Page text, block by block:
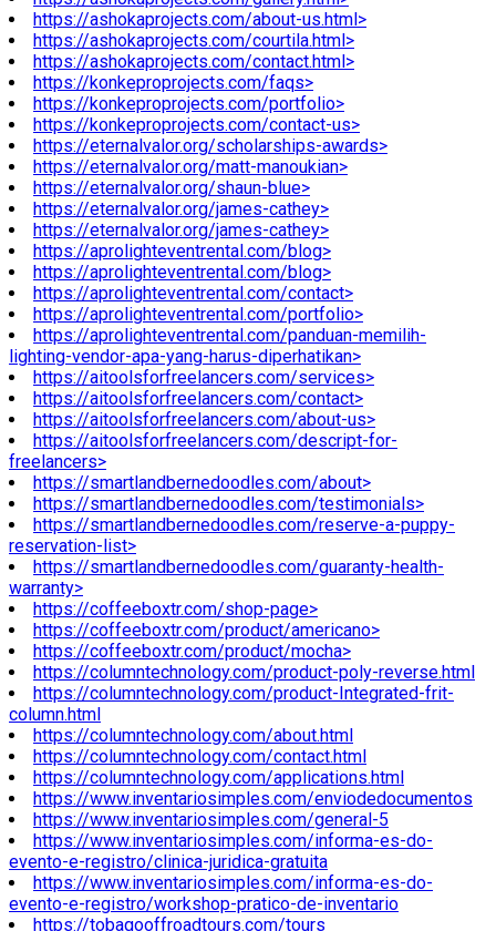
https://ashokaprojects.com/about-us.html>
https://ashokaprojects.com/courtila.html>
https://ashokaprojects.com/contact.html>
https://konkeproprojects.com/faqs>
https://konkeproprojects.com/portfolio>
https://konkeproprojects.com/contact-us>
https://eternalvalor.org/scholarships-awards>
https://eternalvalor.org/matt-manoukian>
https://eternalvalor.org/shaun-blue>
https://eternalvalor.org/james-cathey>
https://eternalvalor.org/james-cathey>
https://aprolighteventrental.com/blog>
https://aprolighteventrental.com/blog>
https://aprolighteventrental.com/contact>
https://aprolighteventrental.com/portfolio>
https://aprolighteventrental.com/panduan-memilih-
lighting-vendor-apa-yang-harus-diperhatikan>
https://aitoolsforfreelancers.com/services>
https://aitoolsforfreelancers.com/contact>
https://aitoolsforfreelancers.com/about-us>
https://aitoolsforfreelancers.com/descript-for-
freelancers>
https://smartlandbernedoodles.com/about>
https://smartlandbernedoodles.com/testimonials>
https://smartlandbernedoodles.com/reserve-a-puppy-
reservation-list>
https://smartlandbernedoodles.com/guaranty-health-
warranty>
https://coffeeboxtr.com/shop-page>
https://coffeeboxtr.com/product/americano>
https://coffeeboxtr.com/product/mocha>
https://columntechnology.com/product-poly-reverse.html
https://columntechnology.com/product-Integrated-frit-
column.html
https://columntechnology.com/about.html
https://columntechnology.com/contact.html
https://columntechnology.com/applications.html
https://www.inventariosimples.com/enviodedocumentos
https://www.inventariosimples.com/general-5
https://www.inventariosimples.com/informa-es-do-
evento-e-registro/clinica-juridica-gratuita
https://www.inventariosimples.com/informa-es-do-
evento-e-registro/workshop-pratico-de-inventario
https://tobagooffroadtours.com/tours